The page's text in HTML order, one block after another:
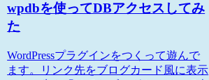
wpdbを使ってDBアクセスしてみ
た
WordPressプラグインをつくって遊んで
ます。リンク先をブログカード風に表示